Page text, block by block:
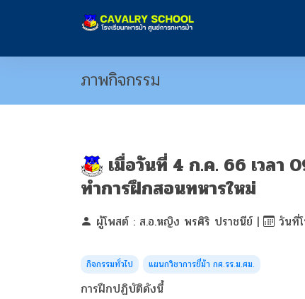
ภาพกิจกรรม
เมื่อวันที่ 4 ก.ค. 66 เวล
ทำการฝึกสอนทหารใหม่
ผู้โพสต์ : ส.อ.หญิง พรศิริ ปราชนีย์ | วันที่
กิจกรรมทั่วไป แผนกวิชาการขี่ม้า กศ.รร.ม.ศม.
การฝึกปฏิบัติดังนี้